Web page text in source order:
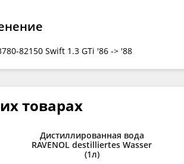
82150 Swift 1.3 GTi '86 -> '88
товарах
Дистиллированная вода
RAVENOL destilliertes Wasser
(1л)